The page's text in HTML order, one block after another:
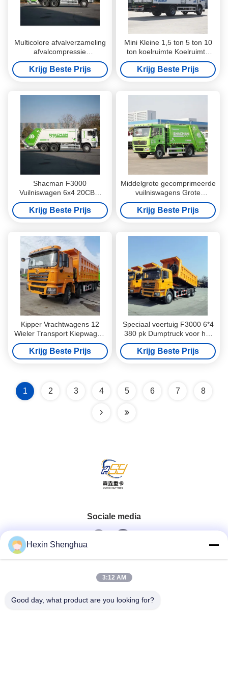
Multicolore afvalverzameling
afvalcompressie
reinigingsvoertuig
vrachtwagen
Krijg Beste Prijs
Mini Kleine 1,5 ton 5 ton 10
ton koelruimte Koelruimte
Vleestransport Koelruimte
Krijg Beste Prijs
Shacman F3000
Vuilniswagen 6x4 20CBM
Gecomprimeerde
Vuilniswagen voor
Ingezameld Gemeentelijk
Krijg Beste Prijs
Middelgrote gecomprimeerde
vuilniswagens Grote
middelgrote vuilniswagens
Krijg Beste Prijs
Kipper Vrachtwagens 12
Wieler Transport Kiepwagen
400PK Handgeschakelde
Transmissie Kipper
Vrachtwagen diesel
Krijg Beste Prijs
Speciaal voertuig F3000 6*4
380 pk Dumptruck voor het
vervoer van vuil van
stedelijke bouw
Krijg Beste Prijs
1 2 3 4 5 6 7 8
Sociale media
Snel contact
Hexin Shenghua
3:12 AM
Good day, what product are you looking for?